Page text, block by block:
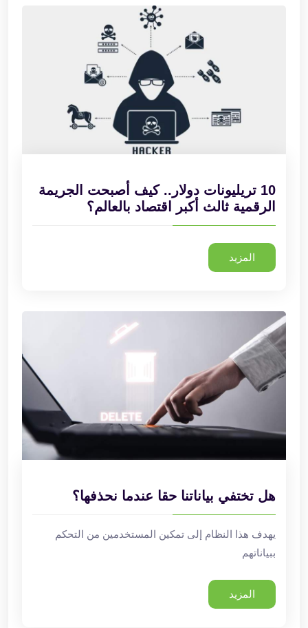
10 تريليونات دولار.. كيف أصبحت الجريمة
الرقمية ثالث أكبر اقتصاد بالعالم؟
المزيد
هل تختفي بياناتنا حقا عندما نحذفها؟
يهدف هذا النظام إلى تمكين المستخدمين من التحكم
ببياناتهم
المزيد